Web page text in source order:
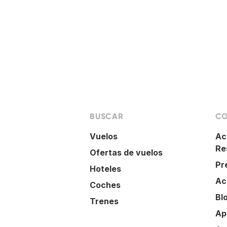
BUSCAR
Vuelos
Ofertas de vuelos
Hoteles
Coches
Trenes